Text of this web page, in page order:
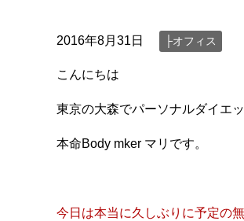
2016年8月31日 ├オフィス
こんにちは
東京の大森でパーソナルダイエ
本命Body mker マリです。
今日は本当に久しぶりに予定の